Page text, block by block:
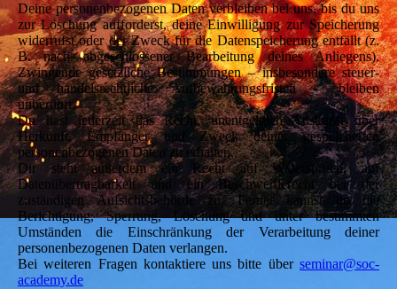
Deine personenbezogenen Daten verbleiben bei uns, bis du uns
zur Löschung aufforderst, deine Einwilligung zur Speicherung
widerrufst oder der Zweck für die Datenspeicherung entfällt (z.
B. nach abgeschlossener Bearbeitung deines Anliegens).
Zwingende gesetzliche Bestimmungen – insbesondere steuer-
und handelsrechtliche Aufbewahrungsfristen – bleiben
unberührt.
Du hast jederzeit das Recht, unentgeltlich Auskunft über
Herkunft, Empfänger und Zweck deiner gespeicherten
personenbezogenen Daten zu erhalten.
Dir steht außerdem ein Recht auf Widerspruch, auf
Datenübertragbarkeit und ein Beschwerderecht bei der
zuständigen Aufsichtsbehörde zu. Ferner kannst du die
Berichtigung, Sperrung, Löschung und unter bestimmten
Umständen die Einschränkung der Verarbeitung deiner
personenbezogenen Daten verlangen.
Bei weiteren Fragen kontaktiere uns bitte über seminar@soc-
academy.de